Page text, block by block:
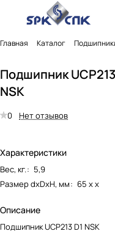
Главная Каталог
Подшипник UCP213
NSK
0 Нет отзывов
Характеристики
Вес, кг.: 5,9
Размер dxDxH, мм: 65 х х
Описание
Подшипник UCP213 D1 NSK